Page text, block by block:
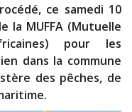
ce samedi 10
la MUFFA (Mutuelle
pour les
dans la commune
des pêches, de